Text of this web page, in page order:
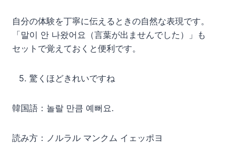
自分の体験を丁寧に伝えるときの自然な表現です。
「말이 안 나왔어요（言葉が出ませんでした）」も
セットで覚えておくと便利です。
驚くほどきれいですね
韓国語：놀랄 만큼 예뻐요.
読み方：ノルラル マンクム イェッポヨ